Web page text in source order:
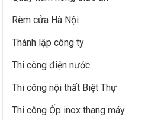
Rèm cửa Hà Nội
Thành lập công ty
Thi công điện nước
Thi công nội thất Biệt Thự
Thi công Ốp inox thang máy